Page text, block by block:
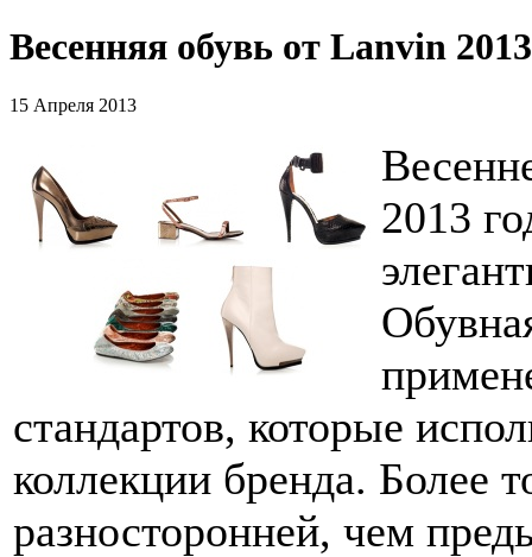
Весенняя обувь от Lanvin 2013
15 Апреля 2013
2013
стандартов, которые
коллекции бренда. Более
разносторонней, чем